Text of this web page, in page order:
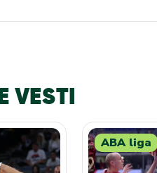
VESTI
ABA liga